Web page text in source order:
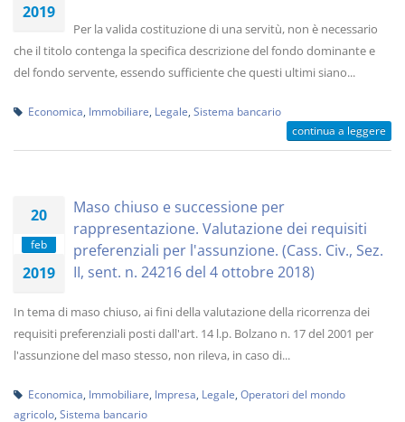
2019
Per la valida costituzione di una servitù, non è necessario
che il titolo contenga la specifica descrizione del fondo dominante e
del fondo servente, essendo sufficiente che questi ultimi siano...
Economica Immobiliare Legale Sistema bancario
continua a leggere
20
feb
2019
Maso chiuso e successione per
rappresentazione. Valutazione dei requisiti
preferenziali per l'assunzione. (Cass. Civ., Sez.
II, sent. n. 24216 del 4 ottobre 2018)
In tema di maso chiuso, ai fini della valutazione della ricorrenza dei
requisiti preferenziali posti dall'art. 14 l.p. Bolzano n. 17 del 2001 per
l'assunzione del maso stesso, non rileva, in caso di...
Economica Immobiliare Impresa Legale Operatori del mondo
agricolo Sistema bancario